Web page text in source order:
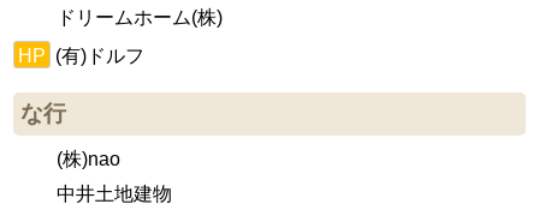
ドリームホーム(株)
HP (有)ドルフ
な行
(株)nao
中井土地建物